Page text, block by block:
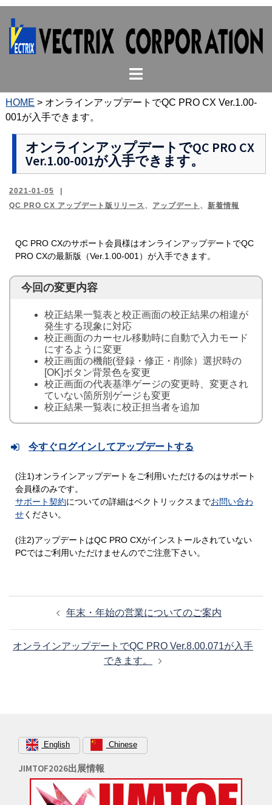
ス
キ
ト
ル
ュ
ー
HOME > オンラインアップデートでQC PRO CX Ver.1.00-
001が入手できます。
オンラインアップデートでQC PRO CX
Ver.1.00-001が入手できます。
2021-01-05
QC PRO CX アップデート版リリース 、 アップデート 、 新着情報
QC PRO CXのサポート会員様はオンラインアップデートでQC
PRO CXの最新版（Ver.1.00-001）が入手できます。
今回の変更内容
校正結果一覧表と校正画面の校正結果の相違が
発生する現象に対応
校正画面のカーセル移動時に自動で入力モード
にするように変更
校正画面の機能(登録・修正・削除）選択時の
[OK]ボタン背景色を変更
校正画面の代表基準ゲージの変更時、変更され
ていない箇所別ゲージも変更
校正結果一覧表に校正担当者を追加
今すぐログインしてアップデートする
(注1)オンラインアップデートをご利用いただけるのはサポート
会員様のみです。
サポート契約についての詳細はベクトリックスまでお問い合わ
せください。
(注2)アップデートはQC PRO CXがインストールされていない
PCではご利用いただけませんのでご注意下さい。
ナ
ビ
ン
年末・年始の営業についてのご案内
オンラインアップデートでQC PRO Ver.8.00.071が入手
できます。
English Chinese
JIMTOF2026出展情報